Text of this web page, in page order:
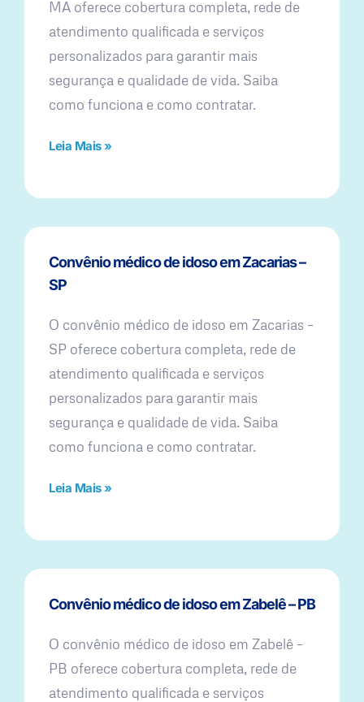
MA oferece cobertura completa, rede de
atendimento qualificada e serviços
personalizados para garantir mais
segurança e qualidade de vida. Saiba
como funciona e como contratar.
Leia Mais »
Convênio médico de idoso em Zacarias –
SP
O convênio médico de idoso em Zacarias –
SP oferece cobertura completa, rede de
atendimento qualificada e serviços
personalizados para garantir mais
segurança e qualidade de vida. Saiba
como funciona e como contratar.
Leia Mais »
Convênio médico de idoso em Zabelê – PB
O convênio médico de idoso em Zabelê –
PB oferece cobertura completa, rede de
atendimento qualificada e serviços